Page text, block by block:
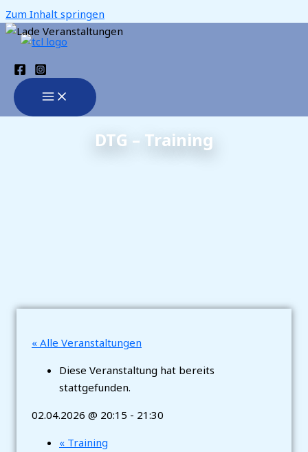
Zum Inhalt springen
DTG – Training
« Alle Veranstaltungen
Diese Veranstaltung hat bereits
stattgefunden.
02.04.2026 @ 20:15 - 21:30
« Training